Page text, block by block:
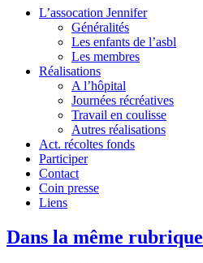
L’assocation Jennifer
Généralités
Les enfants de l’asbl
Les membres
Réalisations
A l’hôpital
Journées récréatives
Travail en coulisse
Autres réalisations
Act. récoltes fonds
Participer
Contact
Coin presse
Liens
Dans la même rubrique